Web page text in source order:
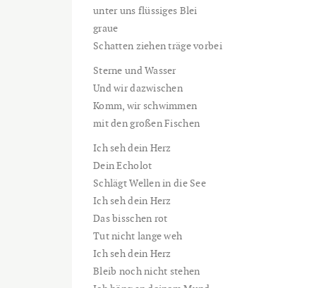
unter uns flüssiges Blei
graue
Schatten ziehen träge vorbei
Sterne und Wasser
Und wir dazwischen
Komm, wir schwimmen
mit den großen Fischen
Ich seh dein Herz
Dein Echolot
Schlägt Wellen in die See
Ich seh dein Herz
Das bisschen rot
Tut nicht lange weh
Ich seh dein Herz
Bleib noch nicht stehen